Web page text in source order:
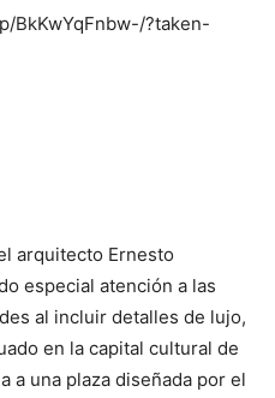
BkKwYqFnbw-/?taken-
arquitecto Ernesto
especial atención a las
al incluir detalles de lujo,
en la capital cultural de
a una plaza diseñada por el